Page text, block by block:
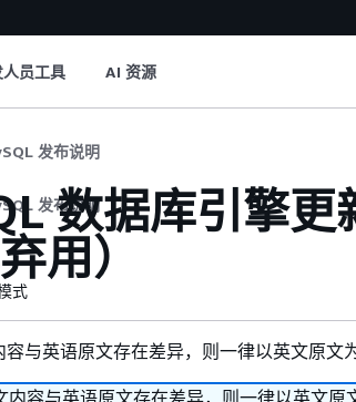
员工具 AI 资源
发布说明
发布说明
数据库引擎
用）
式
与英语原文存在差异，则一律以英文原文为
容与英语原文存在差异，则一律以英文原